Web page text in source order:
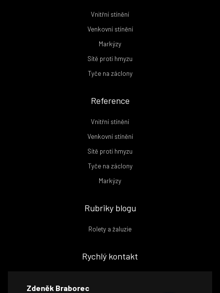
Vnitřní stínění
Venkovní stínění
Markýzy
Sítě proti hmyzu
Tyče na záclony
Reference
Vnitřní stínění
Venkovní stínění
Sítě proti hmyzu
Tyče na záclony
Markýzy
Rubriky blogu
Rolety a žaluzie
Rychlý kontakt
Zdeněk Braborec